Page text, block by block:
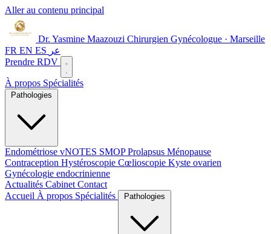
Aller au contenu principal
Dr. Yasmine Maazouzi Chirurgien Gynécologue · Marseille
FR EN ES عر
Prendre RDV
À propos Spécialités
Endométriose vNOTES SMOPProlapsus Ménopause
Contraception Hystéroscopie Cœlioscopie Kyste ovarien
Gynécologie endocrinienne
Actualités Cabinet Contact
Accueil À propos Spécialités